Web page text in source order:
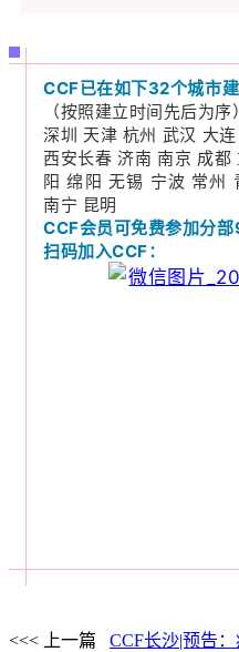
CCF已在如下32个城市
（按照建立时间先后为序）
深圳 天津 杭州 武汉 大
西安长春 济南 南京 成
阳 绵阳 无锡 宁波 常州
南宁 昆明
CCF会员可免费参加分部
扫码加入CCF：
<<< 上一篇
CCF长沙|预告